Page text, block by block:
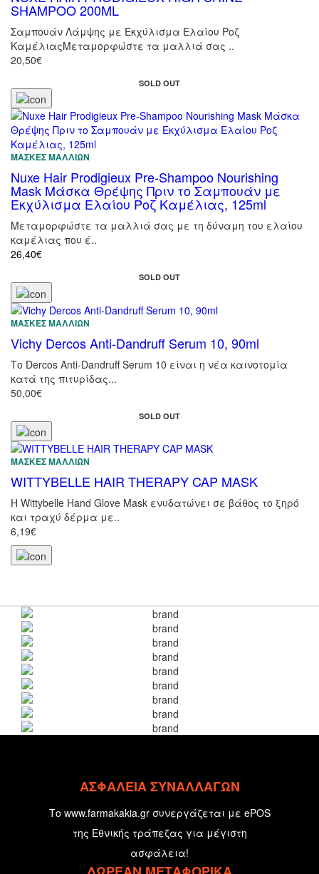
SHAMPOO 200ML
Σαμπουάν Λάμψης με Εκχύλισμα Ελαίου Ροζ
ΚαμέλιαςΜεταμορφώστε τα μαλλιά σας ..
20,50€
SOLD OUT
ΜΆΣΚΕΣ ΜΑΛΛΙΏΝ
Nuxe Hair Prodigieux Pre-Shampoo Nourishing
Mask Μάσκα Θρέψης Πριν το Σαμπουάν με
Εκχύλισμα Ελαίου Ροζ Καμέλιας, 125ml
Μεταμορφώστε τα μαλλιά σας με τη δύναμη του ελαίου
καμέλιας που έ..
26,40€
SOLD OUT
ΜΆΣΚΕΣ ΜΑΛΛΙΏΝ
Vichy Dercos Anti-Dandruff Serum 10, 90ml
Tο Dercos Anti-Dandruff Serum 10 είναι η νέα καινοτομία
κατά της πιτυρίδας...
50,00€
SOLD OUT
ΜΆΣΚΕΣ ΜΑΛΛΙΏΝ
WITTYBELLE HAIR THERAPY CAP MASK
Η Wittybelle Hand Glove Mask ενυδατώνει σε βάθος το ξηρό
και τραχύ δέρμα με..
6,19€
ΑΣΦΑΛΕΙΑ ΣΥΝΑΛΛΑΓΩΝ
Το www.farmakakia.gr συνεργάζεται με ePOS
της Εθνικής τράπεζας για μέγιστη
ασφάλεια!